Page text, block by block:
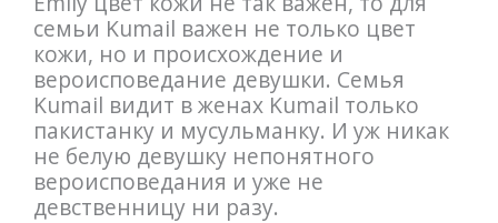
семьи Kumail важен не только цвет
кожи, но и происхождение и
вероисповедание девушки. Семья
Kumail видит в женах Kumail только
пакистанку и мусульманку. И уж никак
не белую девушку непонятного
вероисповедания и уже не
девственницу ни разу.